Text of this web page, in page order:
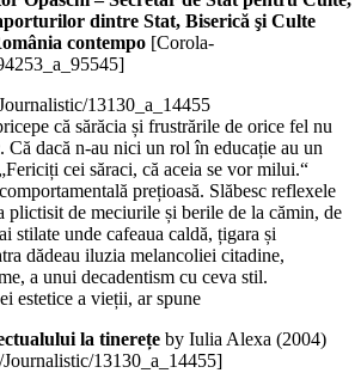
dintre Stat, Biserică şi Culte
contempo [Corola-
13130_a_14455
că sărăcia și frustrările de orice fel nu
Că dacă n-au nici un rol în educație au un
cei săraci, că aceia se vor milui.“
prețioasă. Slăbesc reflexele
plictisit de meciurile și berile de la cămin, de
stilate unde cafeaua caldă, țigara și
dădeau iluzia melancoliei citadine,
a unui decadentism cu ceva stil.
estetice a vieții, ar spune
la tinerețe by Iulia Alexa (2004)
13130_a_14455]